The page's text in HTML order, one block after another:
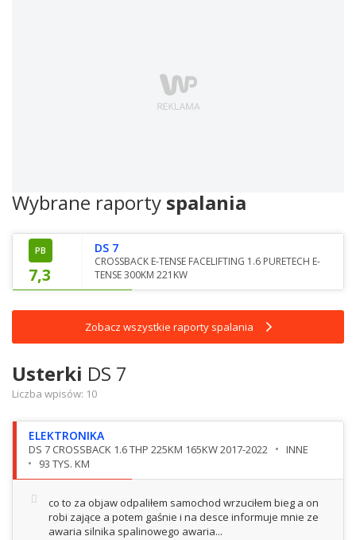
Wybrane raporty spalania
PB
7,3
DS 7
CROSSBACK E-TENSE FACELIFTING 1.6 PURETECH E-
TENSE 300KM 221KW
Zobacz wszystkie raporty spalania
Usterki DS 7
Liczba wpisów: 10
ELEKTRONIKA
DS 7 CROSSBACK 1.6 THP 225KM 165KW 2017-2022
INNE
93 TYS. KM
co to za objaw odpaliłem samochod wrzuciłem bieg a on
robi zające a potem gaśnie i na desce informuje mnie ze
awaria silnika spalinowego awaria...